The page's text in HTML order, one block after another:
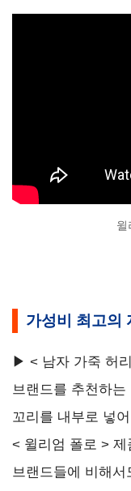
윌
가성비 최고의
▶ < 남자 가죽 허
브랜드를 추천하
꼬리를 내부로 넣
< 윌리엄 폴로 >
브랜드들에 비해서